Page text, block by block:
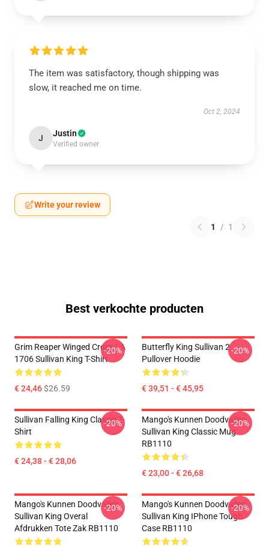
The item was satisfactory, though shipping was
slow, it reached me on time.
Oct 2, 2024
J Justin
Verified owner
Write your review
1 / 1
Best verkochte producten
Grim Reaper Winged Cross LA
1706 Sullivan King T-Shirt
€ 24,46$26.59
-20%
Butterfly King Sullivan 2
Pullover Hoodie
€ 39,51 - € 45,95
-20%
Sullivan Falling King Classic T-
Shirt
€ 24,38 - € 28,06
-20%
Mango's Kunnen Doodvallen.
Sullivan King Classic Mug
RB1110
€ 23,00 - € 26,68
-20%
Mango's Kunnen Doodvallen.
Sullivan King Overal
Afdrukken Tote Zak RB1110
-20%
Mango's Kunnen Doodvallen.
Sullivan King IPhone Tough
Case RB1110
-20%